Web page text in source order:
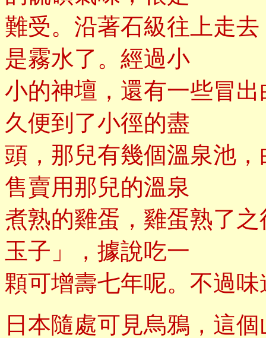
難受。沿著石級往上走
是霧水了。經過小
小的神壇，還有一些冒
久便到了小徑的盡
頭，那兒有幾個溫泉池
售賣用那兒的溫泉
煮熟的雞蛋，雞蛋熟了
玉子」，據說吃一
顆可增壽七年呢。不過
日本隨處可見烏鴉，這